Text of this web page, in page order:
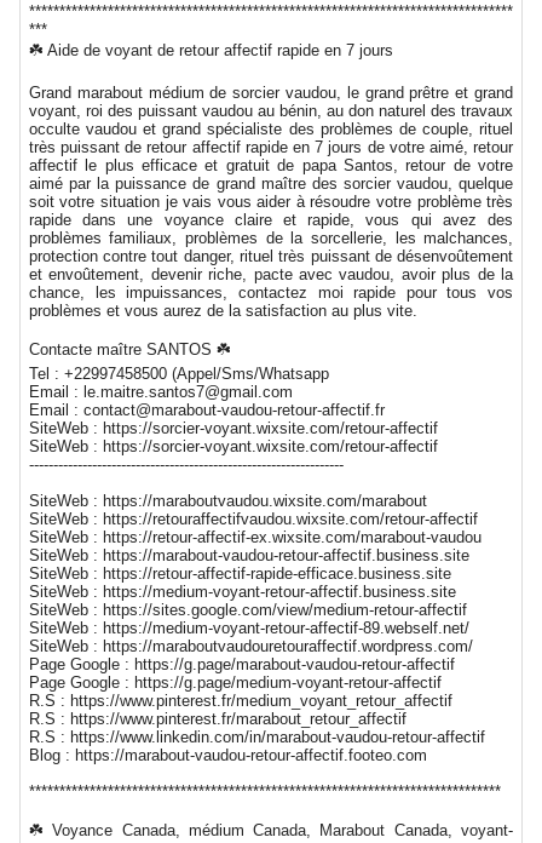
********************************************************************************
***
☘️ Aide de voyant de retour affectif rapide en 7 jours
Grand marabout médium de sorcier vaudou, le grand prêtre et grand
voyant, roi des puissant vaudou au bénin, au don naturel des travaux
occulte vaudou et grand spécialiste des problèmes de couple, rituel
très puissant de retour affectif rapide en 7 jours de votre aimé, retour
affectif le plus efficace et gratuit de papa Santos, retour de votre
aimé par la puissance de grand maître des sorcier vaudou, quelque
soit votre situation je vais vous aider à résoudre votre problème très
rapide dans une voyance claire et rapide, vous qui avez des
problèmes familiaux, problèmes de la sorcellerie, les malchances,
protection contre tout danger, rituel très puissant de désenvoûtement
et envoûtement, devenir riche, pacte avec vaudou, avoir plus de la
chance, les impuissances, contactez moi rapide pour tous vos
problèmes et vous aurez de la satisfaction au plus vite.
Contacte maître SANTOS ☘️
Tel : +22997458500 (Appel/Sms/Whatsapp
Email : le.maitre.santos7@gmail.com
Email : contact@marabout-vaudou-retour-affectif.fr
SiteWeb : https://sorcier-voyant.wixsite.com/retour-affectif
SiteWeb : https://sorcier-voyant.wixsite.com/retour-affectif
-----------------------------------------------------------------
SiteWeb : https://maraboutvaudou.wixsite.com/marabout
SiteWeb : https://retouraffectifvaudou.wixsite.com/retour-affectif
SiteWeb : https://retour-affectif-ex.wixsite.com/marabout-vaudou
SiteWeb : https://marabout-vaudou-retour-affectif.business.site
SiteWeb : https://retour-affectif-rapide-efficace.business.site
SiteWeb : https://medium-voyant-retour-affectif.business.site
SiteWeb : https://sites.google.com/view/medium-retour-affectif
SiteWeb : https://medium-voyant-retour-affectif-89.webself.net/
SiteWeb : https://maraboutvaudouretouraffectif.wordpress.com/
Page Google : https://g.page/marabout-vaudou-retour-affectif
Page Google : https://g.page/medium-voyant-retour-affectif
R.S : https://www.pinterest.fr/medium_voyant_retour_affectif
R.S : https://www.pinterest.fr/marabout_retour_affectif
R.S : https://www.linkedin.com/in/marabout-vaudou-retour-affectif
Blog : https://marabout-vaudou-retour-affectif.footeo.com
******************************************************************************
☘️ Voyance Canada, médium Canada, Marabout Canada, voyant-